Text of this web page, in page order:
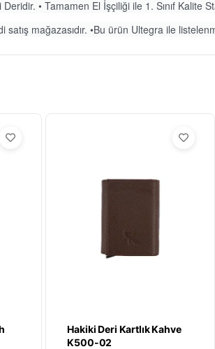
• Tamamen El İşçiliği ile 1. Sınıf Kalite
satış mağazasıdır. •Bu ürün Ultegra ile
Hakiki Deri Kartlık Kahve
K500-02